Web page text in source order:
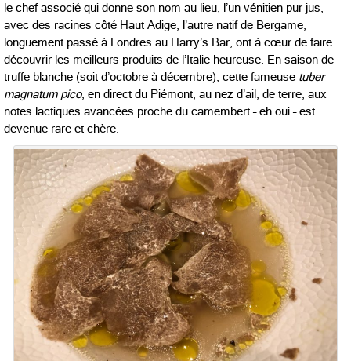
le chef associé qui donne son nom au lieu, l’un vénitien pur jus,
avec des racines côté Haut Adige, l’autre natif de Bergame,
longuement passé à Londres au Harry’s Bar, ont à cœur de faire
découvrir les meilleurs produits de l’Italie heureuse. En saison de
truffe blanche (soit d’octobre à décembre), cette fameuse tuber
magnatum pico, en direct du Piémont, au nez d’ail, de terre, aux
notes lactiques avancées proche du camembert – eh oui – est
devenue rare et chère.